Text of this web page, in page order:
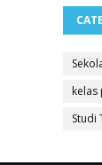
kelas
Studi